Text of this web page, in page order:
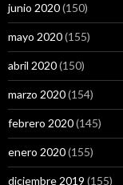
junio 2020(150)
mayo 2020(155)
abril 2020(150)
marzo 2020(154)
febrero 2020(145)
enero 2020(155)
diciembre 2019 (155)